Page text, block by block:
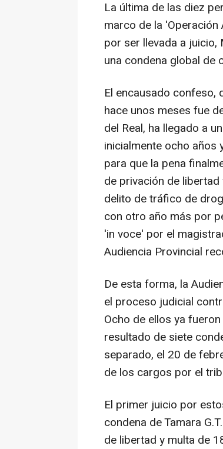
La última de las diez
marco de la
por ser llevada a
una condena global de
El encausado confeso,
hace unos meses fue
del Real, ha llegado a
inicialmente ocho años
para que la pena
de privación de
delito de tráfico de
con otro año más por
'in voce' por el
Audiencia Provincial
De esta forma, la
el proceso judicial
Ocho de ellos ya
resultado de siete
separado, el 20 de
de los cargos por el
El primer juicio por
condena de Tamara
de libertad y multa de